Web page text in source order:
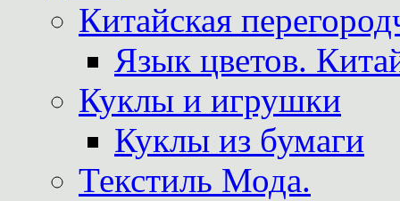
Китайская
Язык цветов.
Куклы и игрушки
Куклы из бумаги
Текстиль Мода.